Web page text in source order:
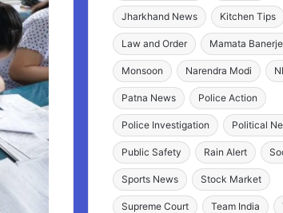
Jharkhand News Kitchen Tips
Law and Order Mamata
Monsoon Narendra Modi
Patna News Police Action
Police Investigation Political
Public Safety Rain Alert
Sports News Stock Market
Supreme Court Team India